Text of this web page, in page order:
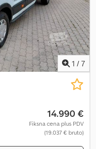
1 / 7
14.990 €
Fiksna cena plus PDV
(19.037 € bruto)